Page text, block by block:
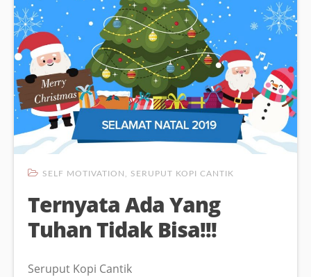
SELF MOTIVATION SERUPUT KOPI CANTIK
Ternyata Ada Yang
Tuhan Tidak Bisa!!!
Seruput Kopi Cantik